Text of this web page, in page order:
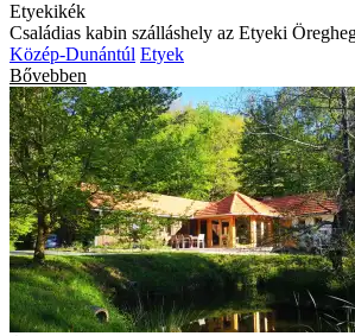
Etyekikék
Családias kabin szálláshely az Etyeki
Közép-Dunántúl Etyek
Bővebben